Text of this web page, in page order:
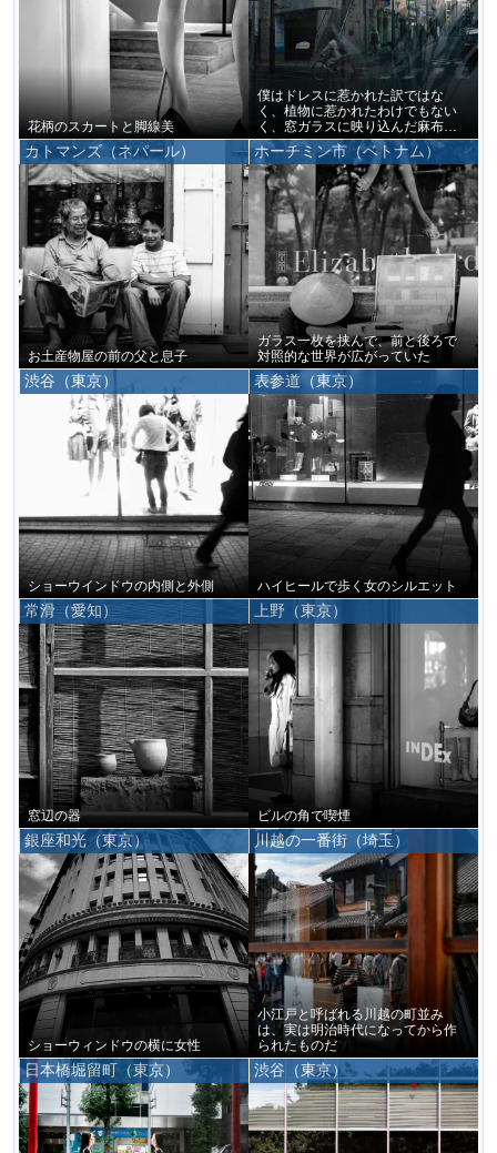
花柄のスカートと脚線美
僕はドレスに惹かれた訳ではな
く、植物に惹かれたわけでもない
く、窓ガラスに映り込んだ麻布十
番の町並みに惹かれたのだ
カトマンズ（ネパール）
お土産物屋の前の父と息子
ホーチミン市（ベトナム）
ガラス一枚を挟んで、前と後ろで
対照的な世界が広がっていた
渋谷（東京）
ショーウインドウの内側と外側
表参道（東京）
ハイヒールで歩く女のシルエット
常滑（愛知）
窓辺の器
上野（東京）
ビルの角で喫煙
銀座和光（東京）
ショーウィンドウの横に女性
川越の一番街（埼玉）
小江戸と呼ばれる川越の町並み
は、実は明治時代になってから作
られたものだ
日本橋堀留町（東京） 渋谷（東京）